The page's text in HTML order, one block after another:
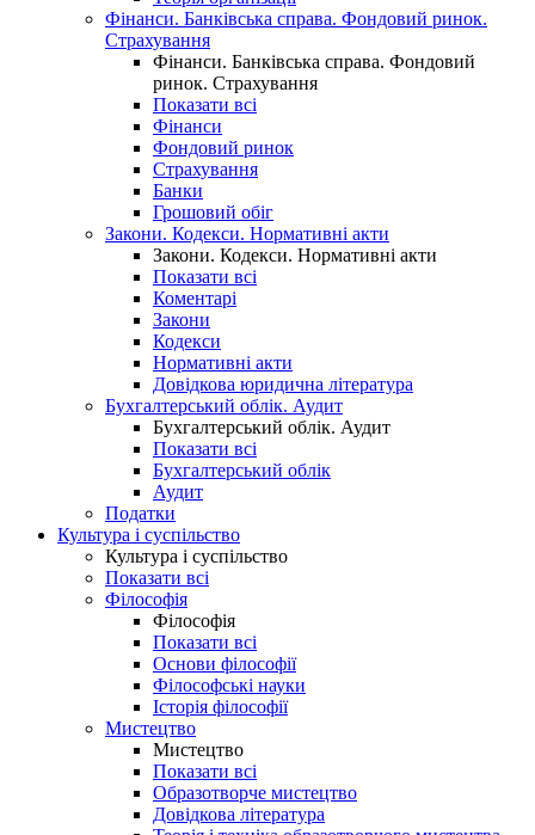
Фінанси. Банківська справа. Фондовий ринок.
Страхування
Фінанси. Банківська справа. Фондовий
ринок. Страхування
Показати всі
Фінанси
Фондовий ринок
Страхування
Банки
Грошовий обіг
Закони. Кодекси. Нормативні акти
Закони. Кодекси. Нормативні акти
Показати всі
Коментарі
Закони
Кодекси
Нормативні акти
Довідкова юридична література
Бухгалтерський облік. Аудит
Бухгалтерський облік. Аудит
Показати всі
Бухгалтерський облік
Аудит
Податки
Культура і суспільство
Культура і суспільство
Показати всі
Філософія
Філософія
Показати всі
Основи філософії
Філософські науки
Історія філософії
Мистецтво
Мистецтво
Показати всі
Образотворче мистецтво
Довідкова література